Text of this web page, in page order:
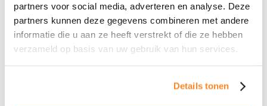
partners voor social media, adverteren en analyse. Deze
partners kunnen deze gegevens combineren met andere
informatie die u aan ze heeft verstrekt of die ze hebben
verzameld op basis van uw gebruik van hun services.
Details tonen
Joyce Craenmehr
Venlo
Ontdek het samen
Groningen, een provincie vol charme en karakter, is de ideale
populaire bezienswaardigheden, biedt het volop